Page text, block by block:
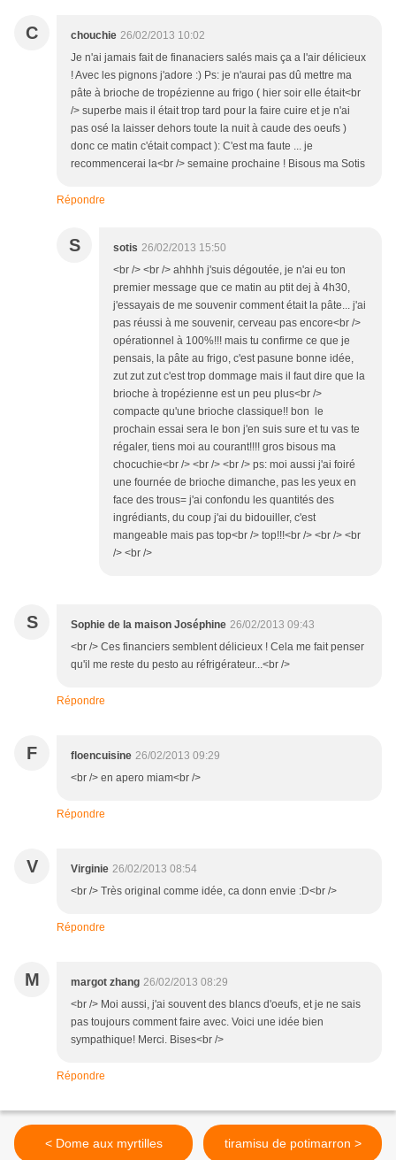
C chouchie 26/02/2013 10:02
Je n'ai jamais fait de finanaciers salés mais ça a l'air délicieux
! Avec les pignons j'adore :) Ps: je n'aurai pas dû mettre ma
pâte à brioche de tropézienne au frigo ( hier soir elle était<br
/> superbe mais il était trop tard pour la faire cuire et je n'ai
pas osé la laisser dehors toute la nuit à caude des oeufs )
donc ce matin c'était compact ): C'est ma faute ... je
recommencerai la<br /> semaine prochaine ! Bisous ma Sotis
Répondre
S sotis 26/02/2013 15:50
<br /> <br /> ahhhh j'suis dégoutée, je n'ai eu ton
premier message que ce matin au ptit dej à 4h30,
j'essayais de me souvenir comment était la pâte... j'ai
pas réussi à me souvenir, cerveau pas encore<br />
opérationnel à 100%!!! mais tu confirme ce que je
pensais, la pâte au frigo, c'est pasune bonne idée,
zut zut zut c'est trop dommage mais il faut dire que la
brioche à tropézienne est un peu plus<br />
compacte qu'une brioche classique!! bon le
prochain essai sera le bon j'en suis sure et tu vas te
régaler, tiens moi au courant!!!! gros bisous ma
chocuchie<br /> <br /> <br /> ps: moi aussi j'ai foiré
une fournée de brioche dimanche, pas les yeux en
face des trous= j'ai confondu les quantités des
ingrédiants, du coup j'ai du bidouiller, c'est
mangeable mais pas top<br /> top!!!<br /> <br /> <br
/> <br />
S Sophie de la maison Joséphine 26/02/2013 09:43
<br /> Ces financiers semblent délicieux ! Cela me fait penser
qu'il me reste du pesto au réfrigérateur...<br />
Répondre
F floencuisine 26/02/2013 09:29
<br /> en apero miam<br />
Répondre
V Virginie 26/02/2013 08:54
<br /> Très original comme idée, ca donn envie :D<br />
Répondre
M margot zhang 26/02/2013 08:29
<br /> Moi aussi, j'ai souvent des blancs d'oeufs, et je ne sais
pas toujours comment faire avec. Voici une idée bien
sympathique! Merci. Bises<br />
Répondre
< Dome aux myrtilles tiramisu de potimarron >